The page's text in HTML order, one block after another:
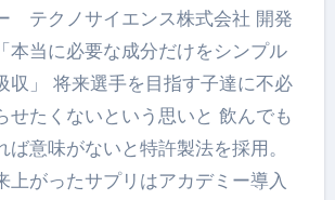
テクノサイエンス株式会社 開発
本当に必要な成分だけをシンプル
収」 将来選手を目指す子達に不必
せたくないという思いと 飲んでも
ば意味がないと特許製法を採用。
上がったサプリはアカデミー導入